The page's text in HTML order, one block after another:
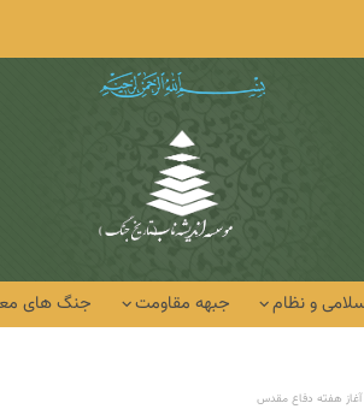
و نظام جبهه مقاومت جنگ های
هفته دفاع مقدس